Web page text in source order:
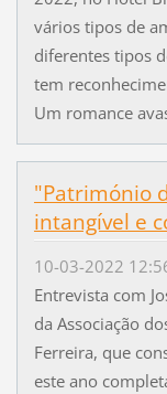
vários tipos de
diferentes tipos
tem
Um romance
"Património
intangível e
10-03-2022
Entrevista com
da Associação
Ferreira, que
este ano